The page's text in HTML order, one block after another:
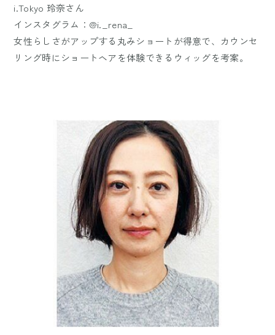
i.Tokyo 玲奈さん
インスタグラム：@i._rena_
女性らしさがアップする丸みショートが得意で、カウンセ
リング時にショートヘアを体験できるウィッグを考案。